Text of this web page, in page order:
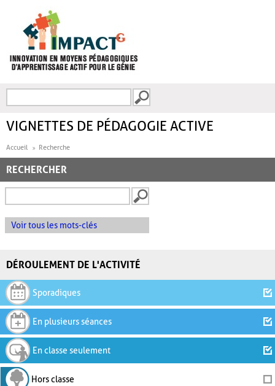
FORMULAIRE DE
VIGNETTES DE PÉDAGOGIE ACTIVE
Accueil Recherche
RECHERCHER
Voir tous les mots-clés
DÉROULEMENT DE L'ACTIVITÉ
Sporadiques
En plusieurs séances
En classe seulement
Hors classe